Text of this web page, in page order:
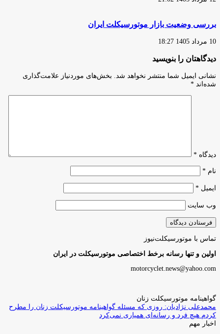
بررسی وضعیت بازار موتورسیکلت ایران
10 مرداد 1405 18:27
دیدگاهتان را بنویسید
نشانی ایمیل شما منتشر نخواهد شد.
بخش‌های موردنیاز علامت‌گذاری
شده‌اند *
دیدگاه *
نام *
ایمیل *
وب‌ سایت
تماس با موتورسیکلت‌نیوز
اولین و تنها رسانه برخط اختصاصی موتورسیکلت در ایران
motorcyclet.news@yahoo.com
گواهینامه موتورسیکلت زنان
محمدعلی نژادیان: روزی که مسئله گواهینامه موتورسیکلت زنان را مطرح
کردم هیچ فرد و رسانه‌ای همیاری نمی‌کرد
اخبار مهم